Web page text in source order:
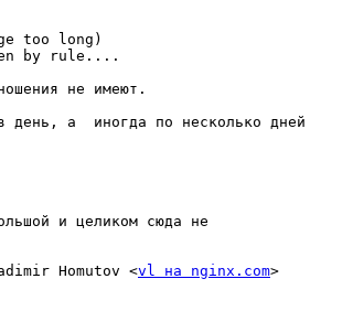
too long)
by rule....
не имеют.
день, а  иногда по несколько дней
и целиком сюда не
Homutov <vl на nginx.com>